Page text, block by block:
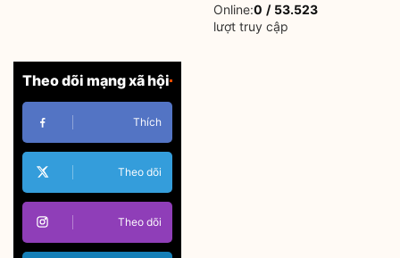
Online:0 / 53.523
lượt truy cập
Theo dõi mạng xã hội
Thích
Theo dõi
Theo dõi